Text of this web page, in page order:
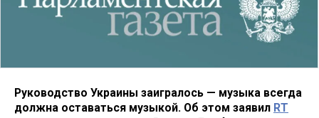
Руководство Украины заигралось — музыка всегда
должна оставаться музыкой. Об этом заявил RT